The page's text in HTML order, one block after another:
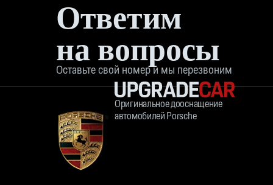
Ответим
на вопросы
Оставьте свой номер и мы перезвоним
Оригинальное дооснащение
автомобилей Porsche